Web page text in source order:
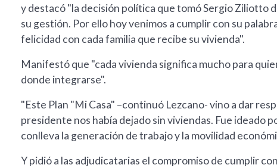
y destacó "la decisión política que tomó Sergio Ziliotto
su gestión. Por ello hoy venimos a cumplir con su
felicidad con cada familia que recibe su vivienda".
Manifestó que "cada vivienda significa mucho para
donde integrarse".
"Este Plan "Mi Casa" –continuó Lezcano- vino a dar
presidente nos había dejado sin viviendas. Fue ideado
conlleva la generación de trabajo y la movilidad
Y pidió a las adjudicatarias el compromiso de cumplir